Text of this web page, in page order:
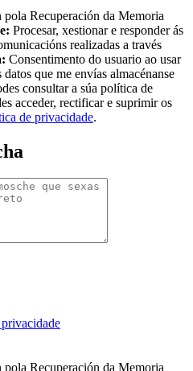
pola Recuperación da Memoria
Procesar, xestionar e responder ás
realizadas a través
Consentimento do usuario ao usar
datos que me envías almacénanse
consultar a súa política de
acceder, rectificar e suprimir os
de privacidade.
pola Recuperación da Memoria